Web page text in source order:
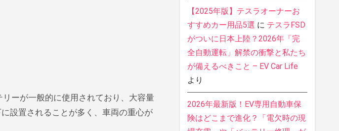
ーが一般的に使用されており、大容量
設置されることが多く、車両の重心が
【2025年版】テスラオーナーお
すすめカー用品5選 に テスラFSD
がついに日本上陸？2026年「完
全自動運転」解禁の衝撃と私たち
が備えるべきこと – EV Car Life
より
2026年最新版！EV専用自動車保
険はどこまで進化？「電欠時の現